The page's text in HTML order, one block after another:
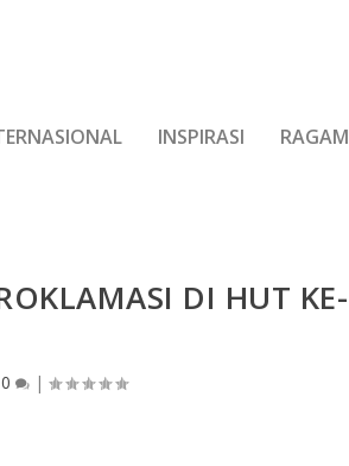
INSPIRASI RAGAM
DI HUT KE-
0 |